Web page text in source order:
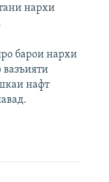
нархи
барои нархи
нафт